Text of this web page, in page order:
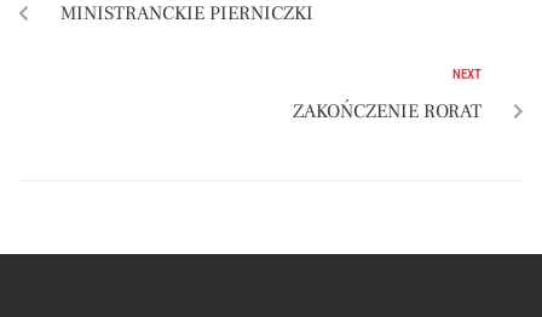
MINISTRANCKIE PIERNICZKI
NEXT
ZAKOŃCZENIE RORAT